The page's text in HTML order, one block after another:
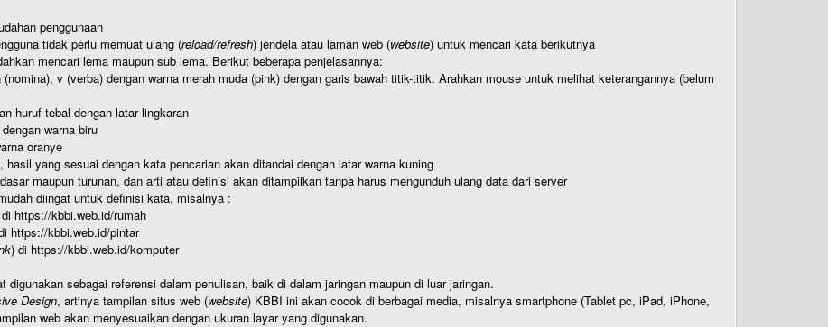
penggunaan
tidak perlu memuat ulang (reload/refresh) jendela atau laman web (website) untuk mencari kata berikutnya
mencari lema maupun sub lema. Berikut beberapa penjelasannya:
v (verba) dengan warna merah muda (pink) dengan garis bawah titik-titik. Arahkan mouse untuk melihat keterangannya (belum
huruf tebal dengan latar lingkaran
warna biru
oranye
yang sesuai dengan kata pencarian akan ditandai dengan latar warna kuning
maupun turunan, dan arti atau definisi akan ditampilkan tanpa harus mengunduh ulang data dari server
diingat untuk definisi kata, misalnya :
https://kbbi.web.id/rumah
https://kbbi.web.id/pintar
) di https://kbbi.web.id/komputer
digunakan sebagai referensi dalam penulisan, baik di dalam jaringan maupun di luar jaringan.
Design, artinya tampilan situs web (website) KBBI ini akan cocok di berbagai media, misalnya smartphone (Tablet pc, iPad, iPhone,
web akan menyesuaikan dengan ukuran layar yang digunakan.